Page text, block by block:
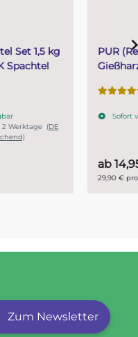
PUR (Resin) 4 Minuten
Gießharz SKresin 6804
Zum Newsletter